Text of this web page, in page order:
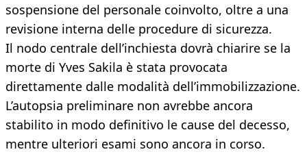
sospensione del personale coinvolto, oltre a una
revisione interna delle procedure di sicurezza.
Il nodo centrale dell’inchiesta dovrà chiarire se la
morte di Yves Sakila è stata provocata
direttamente dalle modalità dell’immobilizzazione.
L’autopsia preliminare non avrebbe ancora
stabilito in modo definitivo le cause del decesso,
mentre ulteriori esami sono ancora in corso.